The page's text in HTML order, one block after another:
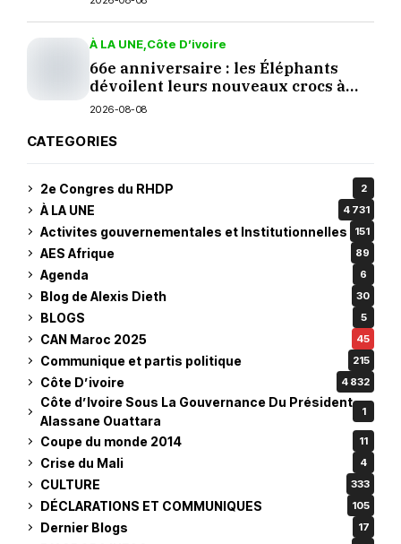
À LA UNE Côte D’ivoire
66e anniversaire : les Éléphants
dévoilent leurs nouveaux crocs à
Yopougon
2026-08-08
CATEGORIES
2e Congres du RHDP 2
À LA UNE 4 731
Activites gouvernementales et Institutionnelles 151
AES Afrique 89
Agenda 6
Blog de Alexis Dieth 30
BLOGS 5
CAN Maroc 2025 45
Communique et partis politique 215
Côte D’ivoire 4 832
Côte d’Ivoire Sous La Gouvernance Du Président
Alassane Ouattara
1
Coupe du monde 2014 11
Crise du Mali 4
CULTURE 333
DÉCLARATIONS ET COMMUNIQUES 105
Dernier Blogs 17